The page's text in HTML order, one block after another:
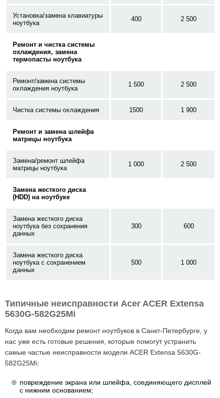
Установка/замена клавиатуры
ноутбука
400 2 500
Ремонт и чистка системы
охлаждения, замена
термопасты ноутбука
Ремонт/замена системы
охлаждения ноутбука
1 500 2 500
Чистка системы охлаждения 1500 1 900
Ремонт и замена шлейфа
матрицы ноутбука
Замена/ремонт шлейфа
матрицы ноутбука
1 000 2 500
Замена жесткого диска
(HDD) на ноутбуке
Замена жесткого диска
ноутбука без сохранения
данных
300 600
Замена жесткого диска
ноутбука с сохранением
данных
500 1 000
Типичные неисправности Acer ACER Extensa
5630G-582G25Mi
Когда вам необходим ремонт ноутбуков в Санкт-Петербурге, у
нас уже есть готовые решения, которые помогут устранить
самые частые неисправности модели ACER Extensa 5630G-
582G25Mi:
повреждение экрана или шлейфа, соединяющего дисплей
с нижним основанием;